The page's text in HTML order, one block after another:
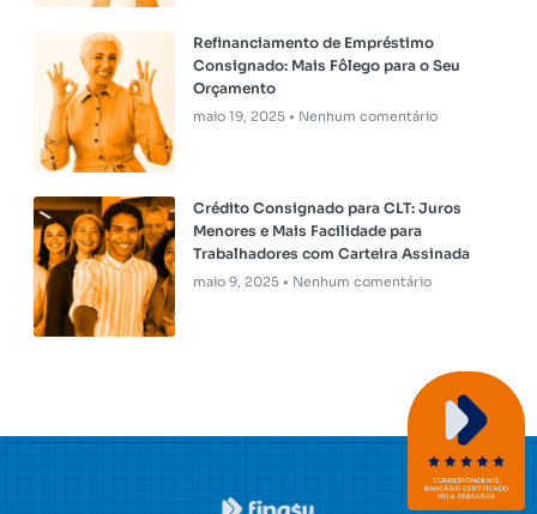
Refinanciamento de Empréstimo
Consignado: Mais Fôlego para o Seu
Orçamento
maio 19, 2025 Nenhum comentário
Crédito Consignado para CLT: Juros
Menores e Mais Facilidade para
Trabalhadores com Carteira Assinada
maio 9, 2025 Nenhum comentário